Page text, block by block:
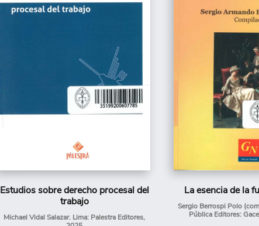
Estudios sobre derecho procesal del
trabajo
Michael Vidal Salazar. Lima: Palestra Editores,
La esencia de la
Sergio Berrospi Polo
Pública Editores: